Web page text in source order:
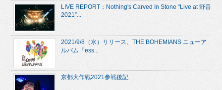
LIVE REPORT：Nothing's Carved In Stone “Live at 野音
2021”...
2021/9/8（水）リリース、THE BOHEMIANS ニューア
ルバム『ess...
京都大作戦2021参戦後記